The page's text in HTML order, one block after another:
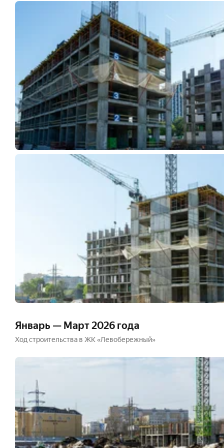
Январь — Март 2026 года
Ход строительства в ЖК «Левобережный»